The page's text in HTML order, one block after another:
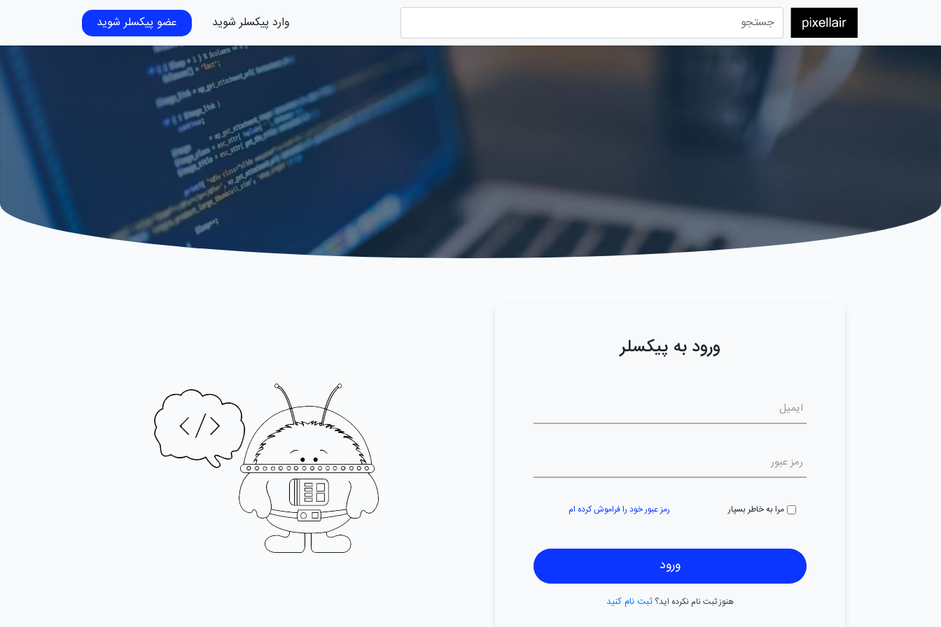
وارد پیکسلر شوید عضو پیکسلر شوید
ورود به پیکسلر
مرا به خاطر بسپار رمز عبور خود را فراموش کرده ام
ورود
هنوز ثبت نام نکرده اید؟ ثبت نام کنید